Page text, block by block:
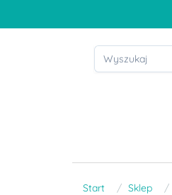
Start Sklep